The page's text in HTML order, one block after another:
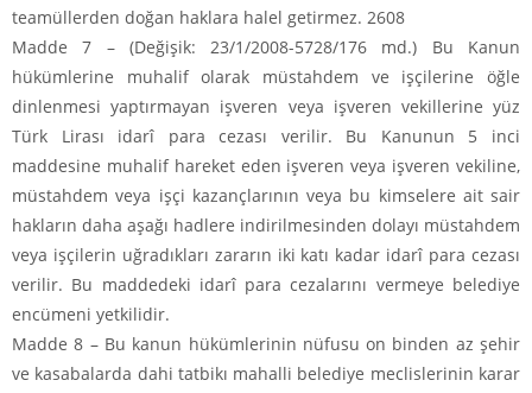
teamüllerden doğan haklara halel getirmez. 2608
Madde 7 – (Değişik: 23/1/2008-5728/176 md.) Bu Kanun
hükümlerine muhalif olarak müstahdem ve işçilerine öğle
dinlenmesi yaptırmayan işveren veya işveren vekillerine yüz
Türk Lirası idarî para cezası verilir. Bu Kanunun 5 inci
maddesine muhalif hareket eden işveren veya işveren vekiline,
müstahdem veya işçi kazançlarının veya bu kimselere ait sair
hakların daha aşağı hadlere indirilmesinden dolayı müstahdem
veya işçilerin uğradıkları zararın iki katı kadar idarî para cezası
verilir. Bu maddedeki idarî para cezalarını vermeye belediye
encümeni yetkilidir.
Madde 8 – Bu kanun hükümlerinin nüfusu on binden az şehir
ve kasabalarda dahi tatbikı mahalli belediye meclislerinin karar